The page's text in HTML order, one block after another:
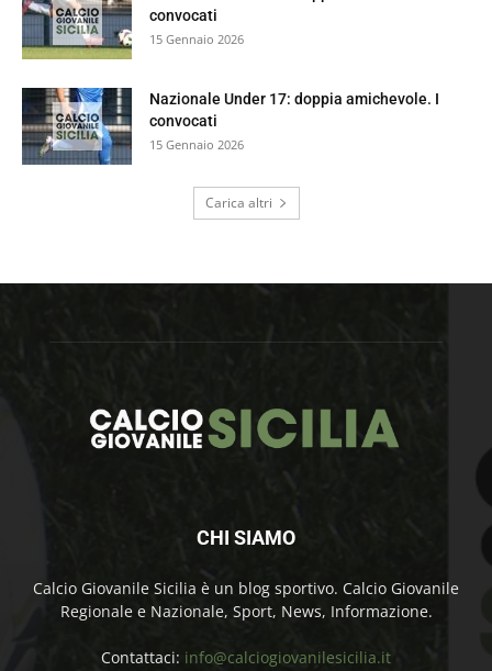
convocati
15 Gennaio 2026
Nazionale Under 17: doppia amichevole. I
convocati
15 Gennaio 2026
Carica altri
CHI SIAMO
Calcio Giovanile Sicilia è un blog sportivo. Calcio Giovanile
Regionale e Nazionale, Sport, News, Informazione.
Contattaci: info@calciogiovanilesicilia.it